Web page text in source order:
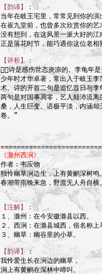
【韵译】
：
当年在岐王宅里，常常见到你的演
在崔九堂前，也曾多次欣赏你的艺
没有想到，在这风景一派大好的江
正是落花时节，能巧遇你这位老相
【评析】 ：
诗是感伤世态炎凉的。李龟年
少年时才华卓著，常出入于岐王
术。诗的开首二句是追忆昔日与
两句是对国事凋零，艺人颠沛流
桑，人生巨变。语极平淡，内涵
卷。”
《滁州西涧》
作者：韦应物
独怜幽草涧边生，上有黄鹂深树鸣
春潮带雨晚来急，野渡无人舟自横
【注解】
：
１、滁州：在今安徽滁县以西。
２、西涧：在滁县城西，俗名称上
３、幽草：幽谷里的小草。
【韵译】：
我怜爱生长在涧边的幽草，
涧上有黄鹂在深林中啼叫。